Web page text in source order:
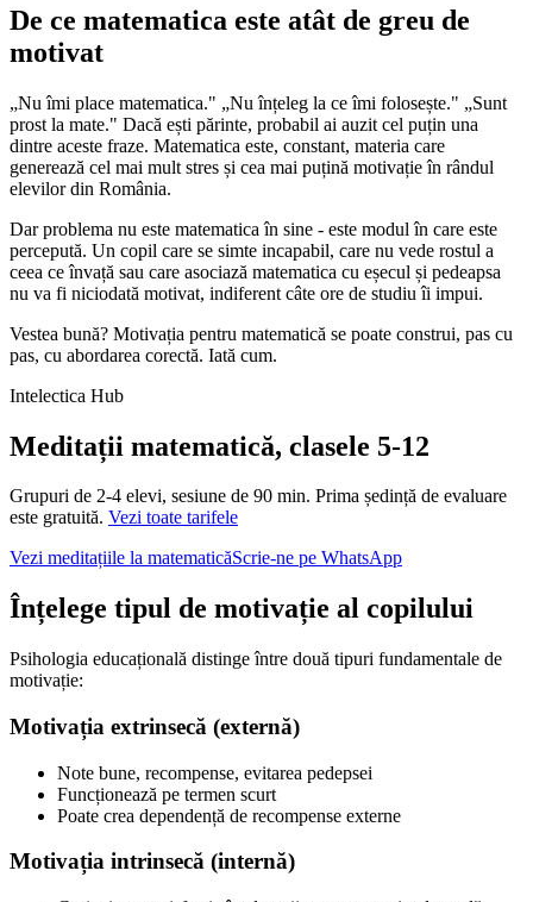
De ce matematica este atât de greu de
motivat
„Nu îmi place matematica." „Nu înțeleg la ce îmi folosește." „Sunt
prost la mate." Dacă ești părinte, probabil ai auzit cel puțin una
dintre aceste fraze. Matematica este, constant, materia care
generează cel mai mult stres și cea mai puțină motivație în rândul
elevilor din România.
Dar problema nu este matematica în sine - este modul în care este
percepută. Un copil care se simte incapabil, care nu vede rostul a
ceea ce învață sau care asociază matematica cu eșecul și pedeapsa
nu va fi niciodată motivat, indiferent câte ore de studiu îi impui.
Vestea bună? Motivația pentru matematică se poate construi, pas cu
pas, cu abordarea corectă. Iată cum.
Intelectica Hub
Meditații matematică, clasele 5‑12
Grupuri de 2‑4 elevi, sesiune de 90 min. Prima ședință de evaluare
este gratuită. Vezi toate tarifele
Vezi meditațiile la matematicăScrie-ne pe WhatsApp
Înțelege tipul de motivație al copilului
Psihologia educațională distinge între două tipuri fundamentale de
motivație:
Motivația extrinsecă (externă)
Note bune, recompense, evitarea pedepsei
Funcționează pe termen scurt
Poate crea dependență de recompense externe
Motivația intrinsecă (internă)